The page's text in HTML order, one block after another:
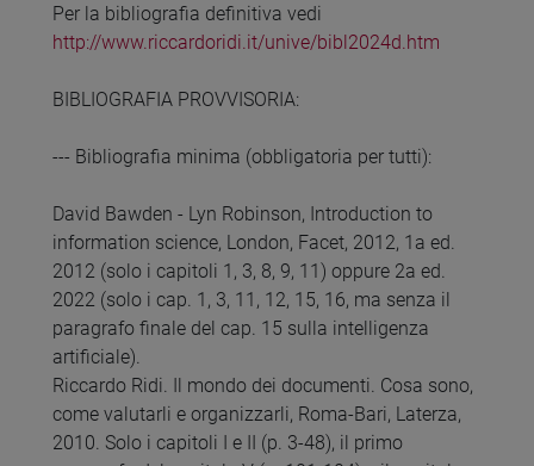
Per la bibliografia definitiva vedi
http://www.riccardoridi.it/unive/bibl2024d.htm
BIBLIOGRAFIA PROVVISORIA:
--- Bibliografia minima (obbligatoria per tutti):
David Bawden - Lyn Robinson, Introduction to
information science, London, Facet, 2012, 1a ed.
2012 (solo i capitoli 1, 3, 8, 9, 11) oppure 2a ed.
2022 (solo i cap. 1, 3, 11, 12, 15, 16, ma senza il
paragrafo finale del cap. 15 sulla intelligenza
artificiale).
Riccardo Ridi. Il mondo dei documenti. Cosa sono,
come valutarli e organizzarli, Roma-Bari, Laterza,
2010. Solo i capitoli I e II (p. 3-48), il primo